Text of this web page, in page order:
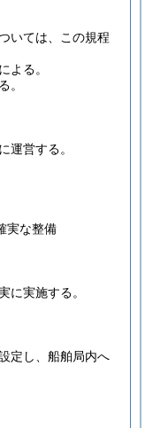
いては、この規程
よる。
。
運営する。
実な整備
に実施する。
定し、船舶局内へ